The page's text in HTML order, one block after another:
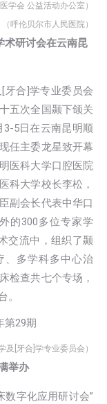
学会 公益活动办公室）
（呼伦贝尔市人民医院）
术研讨会在云南昆
牙合]学专业委员会
五次全国颞下颌关
5日在云南昆明顺
任主委龙星致开幕
医科大学口腔医院
科大学校长李松，
副会长代表中华口
的300多位专家学
交流中，组织了颞
、多学科多中心治
检查共七个专场，
。
及[牙合]学专业委员会）
举办
数字化应用研讨会”